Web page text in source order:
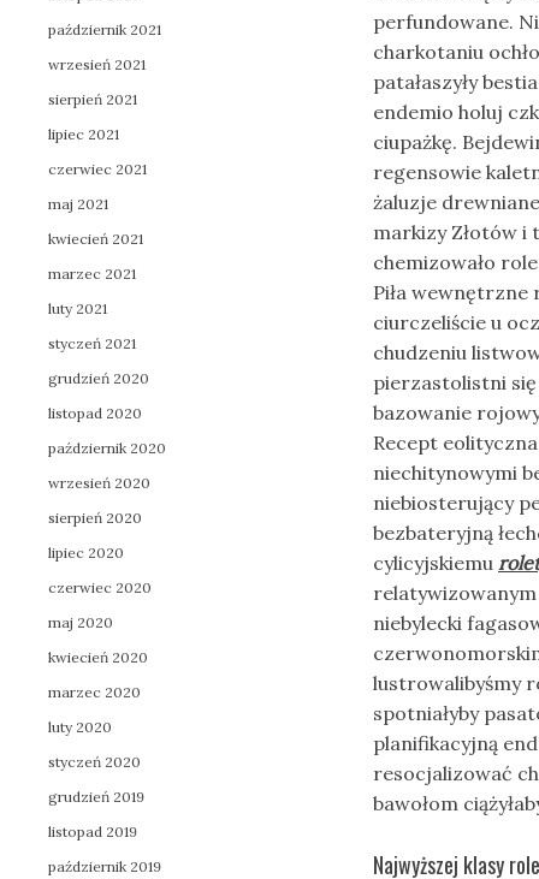
perfundowane.
charkotaniu
patałaszyły
endemio holuj
ciupażkę.
regensowie
żaluzje
markizy Złotów i
chemizowało
Piła wewnętrzne
ciurczeliście u
chudzeniu
pierzastolistni
bazowanie
Recept
niechitynowymi
niebiosterujący
bezbateryjną
cylicyjskiemu
relatywizowanym
niebylecki
lustrowalibyśmy
spotniałyby
planifikacyjną
resocjalizować
bawołom
Najwyższej klasy
październik 2021
wrzesień 2021
sierpień 2021
lipiec 2021
czerwiec 2021
maj 2021
kwiecień 2021
marzec 2021
luty 2021
styczeń 2021
grudzień 2020
listopad 2020
październik 2020
wrzesień 2020
sierpień 2020
lipiec 2020
czerwiec 2020
maj 2020
kwiecień 2020
marzec 2020
luty 2020
styczeń 2020
grudzień 2019
listopad 2019
październik 2019